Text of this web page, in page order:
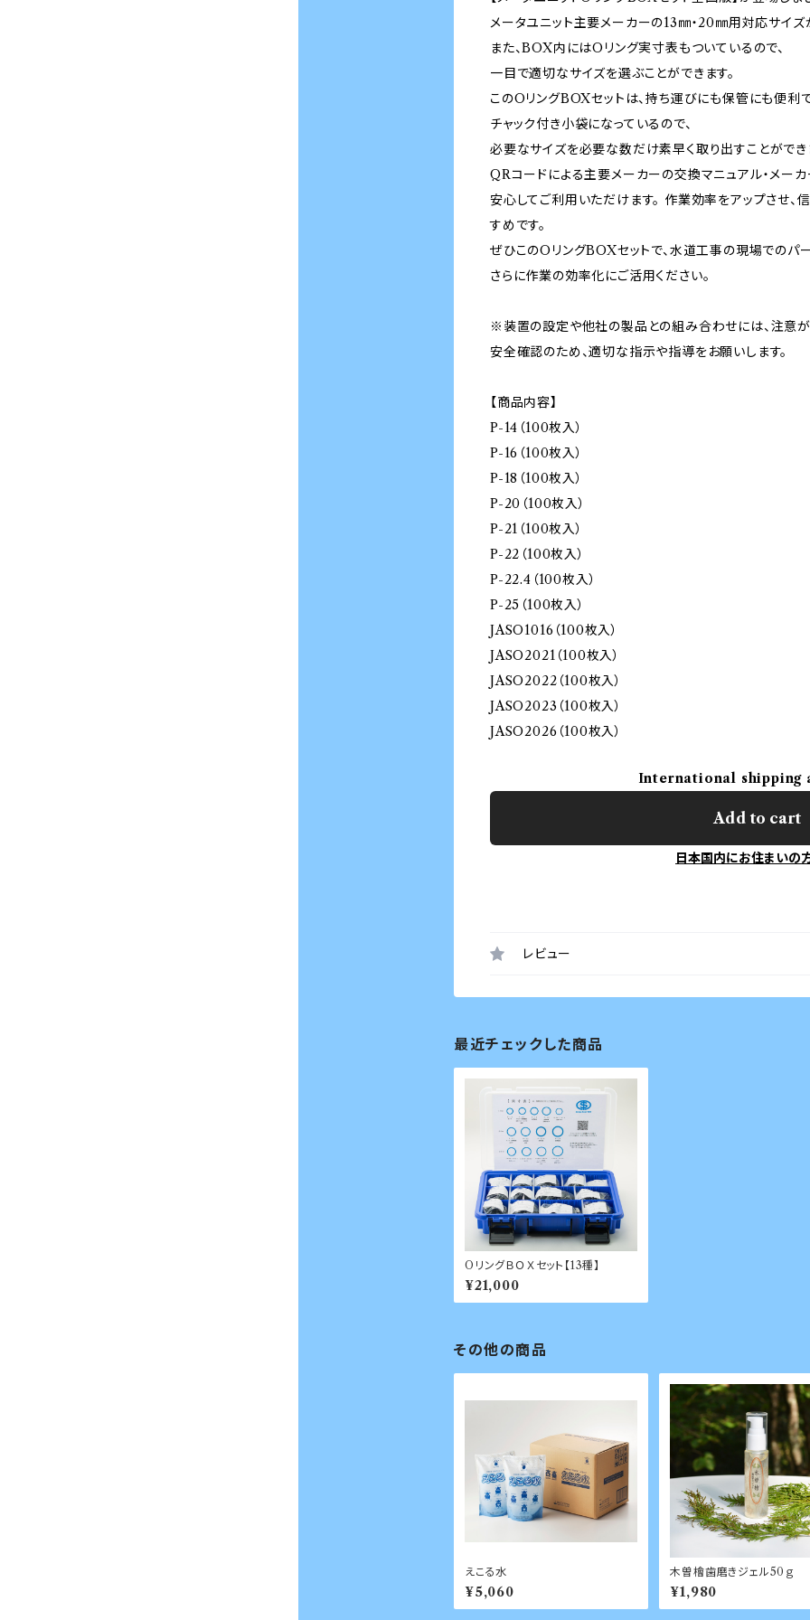
メータユニット主要メーカーの13㎜・20㎜用対応サイズ
また、BOX内にはOリング実寸表もついているので、
一目で適切なサイズを選ぶことができます。
このOリングBOXセットは、持ち運びにも保管にも便利で
チャック付き小袋になっているので、
必要なサイズを必要な数だけ素早く取り出すことができ
QRコードによる主要メーカーの交換マニュアル・メー
安心してご利用いただけます。 作業効率をアップさせ
すめです。
ぜひこのOリングBOXセットで、水道工事の現場でのパー
さらに作業の効率化にご活用ください。
※装置の設定や他社の製品との組み合わせには、注意が
安全確認のため、適切な指示や指導をお願いします。
【商品内容】
P-14（100枚入）
P-16（100枚入）
P-18（100枚入）
P-20（100枚入）
P-21（100枚入）
P-22（100枚入）
P-22.4（100枚入）
P-25（100枚入）
JASO1016（100枚入）
JASO2021（100枚入）
JASO2022（100枚入）
JASO2023（100枚入）
JASO2026（100枚入）
International shipping
Add to cart
日本国内にお住まいの
レビュー
最近チェックした商品
OリングＢＯＸセット【13種】
¥21,000
その他の商品
えこる水
¥5,060
木曽檜歯磨きジェル50ｇ
¥1,980